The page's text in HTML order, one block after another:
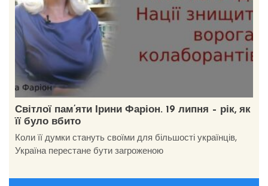
Світлої пам’яти Ірини Фаріон. 19 липня – рік, як
її було вбито
Коли її думки стануть своїми для більшості українців,
Україна перестане бути загроженою